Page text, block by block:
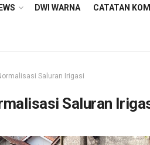
DWI WARNA CATATAN
Saluran Irigasi
Saluran